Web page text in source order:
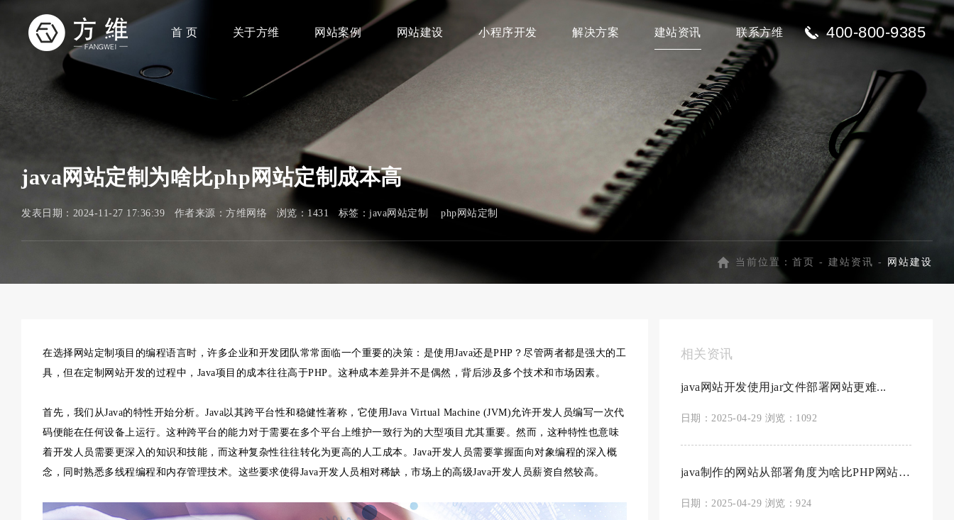
首 页 关于方维 网站案例 网站建设 小程序开发 解决方案 建站资讯 联系方维 400-800-9385
java网站定制为啥比php网站定制成本高
发表日期：2024-11-27 17:36:39 作者来源：方维网络 浏览：1431 标签： java网站定制 php网站定制
当前位置： 首页 - 建站资讯 - 网站建设
在选择网站定制项目的编程语言时，许多企业和开发团队常常面临一个重要的决策：是使用Java还是PHP？尽管两者都是强大的工
具，但在定制网站开发的过程中，Java项目的成本往往高于PHP。这种成本差异并不是偶然，背后涉及多个技术和市场因素。
首先，我们从Java的特性开始分析。Java以其跨平台性和稳健性著称，它使用Java Virtual Machine (JVM)允许开发人员编写一次代
码便能在任何设备上运行。这种跨平台的能力对于需要在多个平台上维护一致行为的大型项目尤其重要。然而，这种特性也意味
着开发人员需要更深入的知识和技能，而这种复杂性往往转化为更高的人工成本。Java开发人员需要掌握面向对象编程的深入概
念，同时熟悉多线程编程和内存管理技术。这些要求使得Java开发人员相对稀缺，市场上的高级Java开发人员薪资自然较高。
相关资讯
java网站开发使用jar文件部署网站更难...
日期：2025-04-29 浏览：1092
java制作的网站从部署角度为啥比PHP网站安...
日期：2025-04-29 浏览：924